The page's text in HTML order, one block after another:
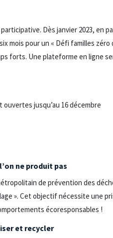
Dès janvier 2023, en
mois pour un « Défi familles
forts. Une plateforme en ligne
jusqu’au 16 décembre
ne produit pas
de prévention des
». Cet objectif nécessite une
écoresponsables !
et recycler